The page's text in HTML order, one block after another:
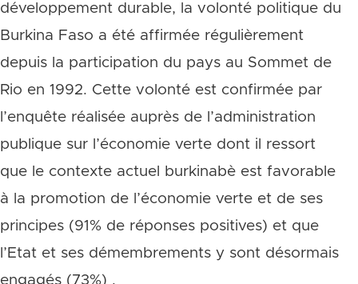
développement durable, la volonté politique du
Burkina Faso a été affirmée régulièrement
depuis la participation du pays au Sommet de
Rio en 1992. Cette volonté est confirmée par
l’enquête réalisée auprès de l’administration
publique sur l’économie verte dont il ressort
que le contexte actuel burkinabè est favorable
à la promotion de l’économie verte et de ses
principes (91% de réponses positives) et que
l’Etat et ses démembrements y sont désormais
engagés (73%) .